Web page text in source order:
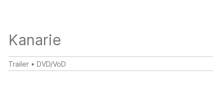
Kanarie
Trailer •DVD/VoD